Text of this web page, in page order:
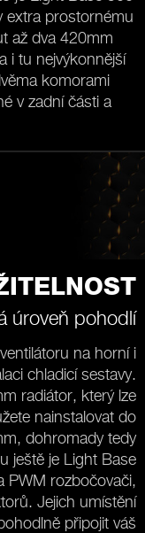
extra prostornému
až dva 420mm
i tu nejvýkonnější
komorami
v zadní části a
úroveň pohodlí
na horní i
chladicí sestavy.
radiátor, který lze
nainstalovat do
dohromady tedy
ještě je Light Base
PWM rozbočovači,
Jejich umístění
připojit váš